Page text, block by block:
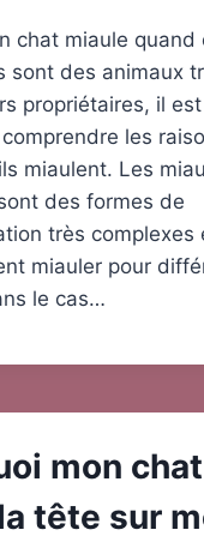
chat miaule quand
sont des animaux
propriétaires, il
les
miaulent. Les
des formes de
très complexes
miauler pour
le cas…
mon
tête sur